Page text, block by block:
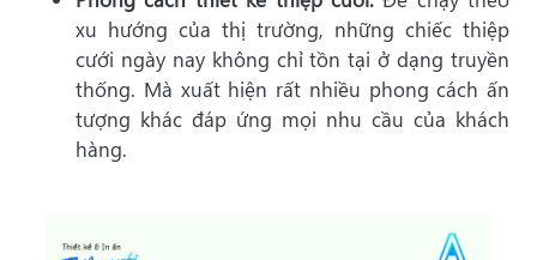
xu hướng của thị trường, những chiếc thiệp
cưới ngày nay không chỉ tồn tại ở dạng truyền
thống. Mà xuất hiện rất nhiều phong cách ấn
tượng khác đáp ứng mọi nhu cầu của khách
hàng.